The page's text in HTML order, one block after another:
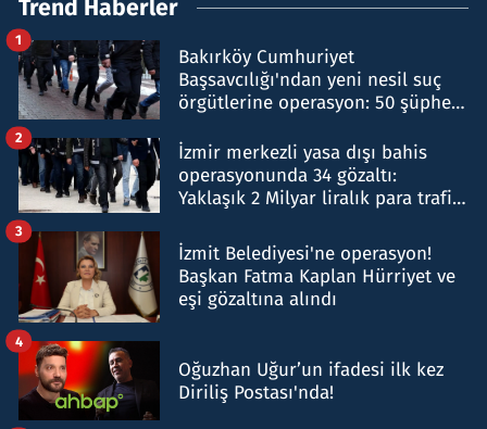
Trend Haberler
Bakırköy Cumhuriyet
Başsavcılığı'ndan yeni nesil suç
örgütlerine operasyon: 50 şüpheli
1
İzmir merkezli yasa dışı bahis
operasyonunda 34 gözaltı:
Yaklaşık 2 Milyar liralık para trafiği
2
İzmit Belediyesi'ne operasyon!
Başkan Fatma Kaplan Hürriyet ve
eşi gözaltına alındı
3
Oğuzhan Uğur’un ifadesi ilk kez
Diriliş Postası'nda!
4